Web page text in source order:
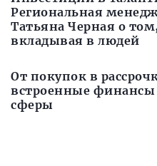
Региональная
Татьяна Черная о
вкладывая в людей
От покупок в
встроенные
сферы